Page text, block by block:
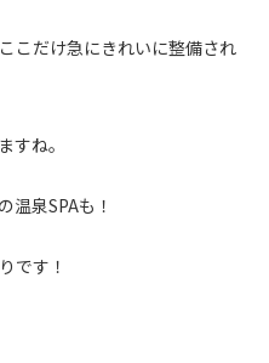
こだけ急にきれいに整備され
すね。
温泉SPAも！
です！